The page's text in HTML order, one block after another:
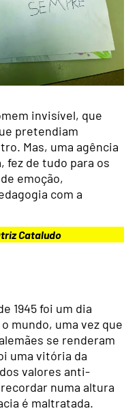
invisível, que
pretendiam
Mas, uma agência
fez de tudo para os
emoção,
com a
Cataludo
1945 foi um dia
mundo, uma vez que
se renderam
uma vitória da
valores anti-
numa altura
é maltratada.